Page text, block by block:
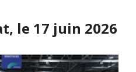
le 17 juin 2026